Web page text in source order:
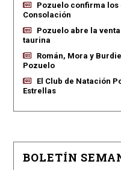
Pozuelo confirma
Consolación
Pozuelo abre la
taurina
Román, Mora y
Pozuelo
El Club de Natación
Estrellas
BOLETÍN